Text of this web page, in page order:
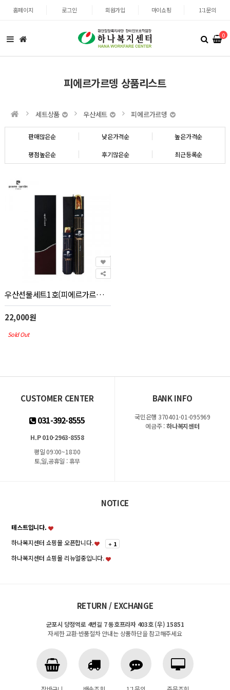
홈페이지 로그인 회원가입 마이쇼핑 1:1문의
0
피에르가르뎅 상품리스트
세트상품 우산세트 피에르가르뎅
판매많은순 낮은가격순 높은가격순
평점높은순 후기많은순 최근등록순
우산선물세트1호(피에르가르뎅)_우산(판촉물인쇄)
22,000원
Sold Out
CUSTOMER CENTER
031-392-8555
H.P 010-2963-8558
평일 09:00~18:00
토,일,공휴일 : 휴무
BANK INFO
국민은행 370401-01-095969
예금주 :하나복지센터
NOTICE
테스트입니다.
하나복지센터 쇼핑몰 오픈합니다.
+ 1
하나복지센터 쇼핑몰 리뉴얼중입니다.
RETURN / EXCHANGE
군포시 당정역로 4번길 7 동호프라자 403호 (우) 15851
자세한 교환·반품절차 안내는 상품하단을 참고해주세요